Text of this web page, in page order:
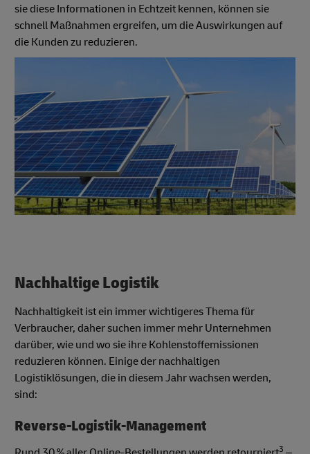
sie diese Informationen in Echtzeit kennen, können sie
schnell Maßnahmen ergreifen, um die Auswirkungen auf
die Kunden zu reduzieren.
Nachhaltige Logistik
Nachhaltigkeit ist ein immer wichtigeres Thema für
Verbraucher, daher suchen immer mehr Unternehmen
darüber, wie und wo sie ihre Kohlenstoffemissionen
reduzieren können. Einige der nachhaltigen
Logistiklösungen, die in diesem Jahr wachsen werden,
sind:
Reverse-Logistik-Management
3